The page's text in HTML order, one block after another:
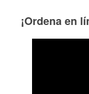
¡Ordena en